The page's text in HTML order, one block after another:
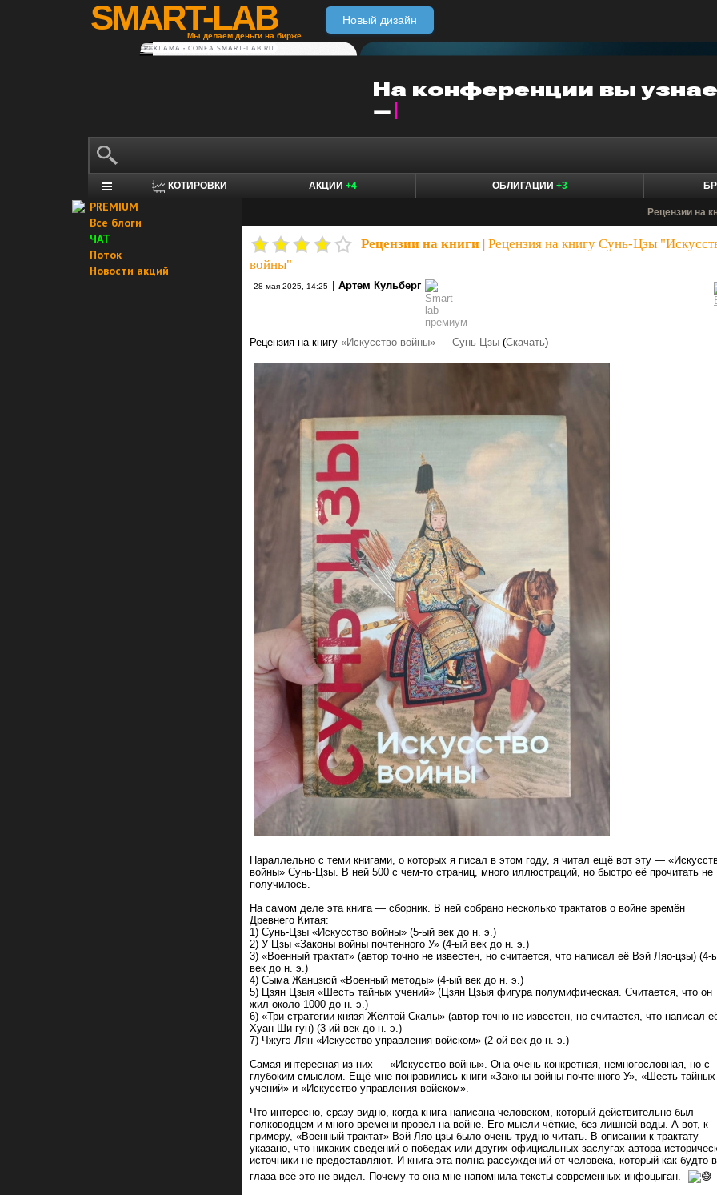
SMART-LAB
Мы делаем деньги на бирже
Новый дизайн
РЕКЛАМА • CONFA.SMART-LAB.RU
КОТИРОВКИ АКЦИИ +4 ОБЛИГАЦИИ +3
PREMIUM
Все блоги
ЧАТ
Поток
Новости акций
Рецензии на
Рецензии на книги| Рецензия на книгу Сунь-Цзы
войны"
28 мая 2025, 14:25 Артем Кульберг
Рецензия на книгу «Искусство войны» — Сунь Цзы (Скачать)
Параллельно с теми книгами, о которых я писал в этом году, я читал ещё вот эту —
войны» Сунь-Цзы. В ней 500 с чем-то страниц, много иллюстраций, но быстро её прочитать не
получилось.
На самом деле эта книга — сборник. В ней собрано несколько трактатов о войне времён
Древнего Китая:
1) Сунь-Цзы «Искусство войны» (5-ый век до н. э.)
2) У Цзы «Законы войны почтенного У» (4-ый век до н. э.)
3) «Военный трактат» (автор точно не известен, но считается, что написал её Вэй Ляо-цзы) (4-
век до н. э.)
4) Сыма Жанцзюй «Военный методы» (4-ый век до н. э.)
5) Цзян Цзыя «Шесть тайных учений» (Цзян Цзыя фигура полумифическая. Считается, что он
жил около 1000 до н. э.)
6) «Три стратегии князя Жёлтой Скалы» (автор точно не известен, но считается, что написал
Хуан Ши-гун) (3-ий век до н. э.)
7) Чжугэ Лян «Искусство управления войском» (2-ой век до н. э.)
Самая интересная из них — «Искусство войны». Она очень конкретная, немногословная, но с
глубоким смыслом. Ещё мне понравились книги «Законы войны почтенного У», «Шесть тайных
учений» и «Искусство управления войском».
Что интересно, сразу видно, когда книга написана человеком, который действительно был
полководцем и много времени провёл на войне. Его мысли чёткие, без лишней воды. А вот, к
примеру, «Военный трактат» Вэй Ляо-цзы было очень трудно читать. В описании к трактату
указано, что никаких сведений о победах или других официальных заслугах автора
источники не предоставляют. И книга эта полна рассуждений от человека, который как будто в
глаза всё это не видел. Почему-то она мне напомнила тексты современных инфоцыган.